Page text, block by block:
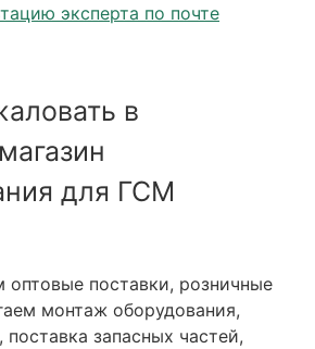
эксперта по почте
в
для ГСМ
поставки, розничные
монтаж оборудования,
запасных частей,